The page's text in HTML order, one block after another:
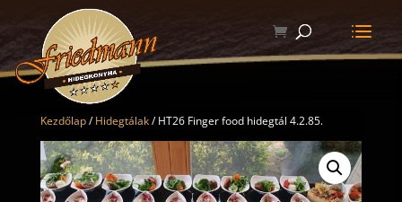
Kezdőlap/Hidegtálak/ HT26 Finger food hidegtál 4.2.85.